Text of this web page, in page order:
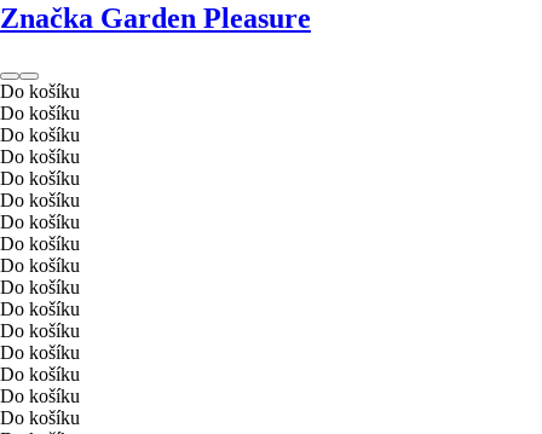
Značka Garden Pleasure
Do košíku
Do košíku
Do košíku
Do košíku
Do košíku
Do košíku
Do košíku
Do košíku
Do košíku
Do košíku
Do košíku
Do košíku
Do košíku
Do košíku
Do košíku
Do košíku